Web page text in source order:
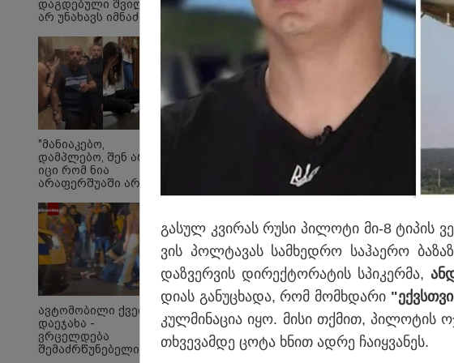
"ნამდვილი საომარი ვითარება
მეორე მსოფლიო ომის
აუფეთქებელი ჭურვი აღმოაჩინეს
დაგდებული შვილი
არ უნახავს იმნაძის
კუპატაძის პირველი
ემოციური კომენტარი
ნია იმნაძის
დაკავებაზე
"მანიაკებო,
დამპლებო, შენ არ
იცი რომ ნია
არაფერშუაში არაა?!"
საქმეზე ნია იმნაძეს
აკავებენ
ავტომობილი ქვეითს
დაეჯახა -
ვრცელდება
შემაძრწუნებელი
გა­სულ კვი­რას რუსი პი­ლო­ტი მი-8 ტი­პის
ვის პოლ­ტა­ვას სამ­ხედ­რო სა­ჰა­ე­რო
დაზ­ვერ­ვის დი­რექ­ტო­რა­ტის სპი­კერ­მა,
დი­ას გა­ნუ­ცხა­და, რომ მომ­ხდა­რი
კულ­მი­ნა­ცია იყო. მისი თქმით, პი­ლო­ტის
თხვე­ვამ­დე ცოტა ხნით ადრე ჩა­იყ­ვა­ნეს.